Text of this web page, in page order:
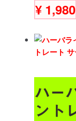
¥1,980
ハー
ント